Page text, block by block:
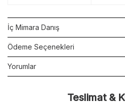
İç Mimara Danış
Ödeme Seçenekleri
Yorumlar
Teslimat &